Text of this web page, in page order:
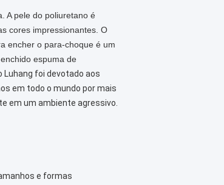
A pele do poliuretano é
cores impressionantes. O
encher o para-choque é um
espuma de
Luhang foi devotado aos
em todo o mundo por mais
em um ambiente agressivo.
e formas